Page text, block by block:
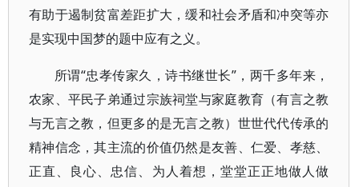
有助于遏制贫富差距扩大，缓和社会矛盾和冲突等亦
是实现中国梦的题中应有之义。
所谓“忠孝传家久，诗书继世长”，两千多年来，
农家、平民子弟通过宗族祠堂与家庭教育（有言之教
与无言之教，但更多的是无言之教）世世代代传承的
精神信念，其主流的价值仍然是友善、仁爱、孝慈、
正直、良心、忠信、为人着想，堂堂正正地做人做